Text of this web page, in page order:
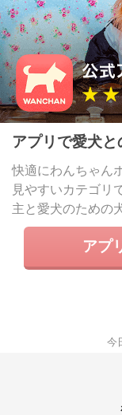
アプリで愛犬と
快適にわんちゃん
見やすいカテゴリ
主と愛犬のための
アプ
今